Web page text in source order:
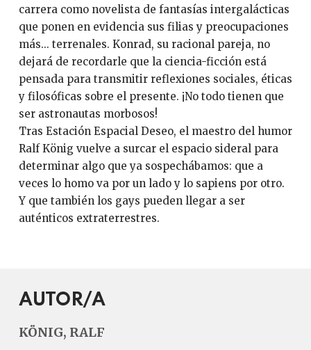
carrera como novelista de fantasías intergalácticas
que ponen en evidencia sus filias y preocupaciones
más... terrenales. Konrad, su racional pareja, no
dejará de recordarle que la ciencia-ficción está
pensada para transmitir reflexiones sociales, éticas
y filosóficas sobre el presente. ¡No todo tienen que
ser astronautas morbosos!
Tras Estación Espacial Deseo, el maestro del humor
Ralf König vuelve a surcar el espacio sideral para
determinar algo que ya sospechábamos: que a
veces lo homo va por un lado y lo sapiens por otro.
Y que también los gays pueden llegar a ser
auténticos extraterrestres.
AUTOR/A
KÖNIG, RALF